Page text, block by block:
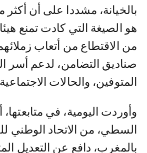
بالخيانة، مشددا على أن أكثر
هو الصيغة التي كادت تمنع
من الاقتطاع من أتعاب
صناديق التضامن، لدعم أسر
المتوفين، والحالات
وأوردت اليومية، في متابعتها،
السطي، من الاتحاد الوطني
بالمغرب، دافع عن التعديل